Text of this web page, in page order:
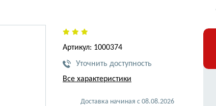
Артикул: 1000374
Уточнить доступность
Все характеристики
Доставка начиная с 08.08.2026